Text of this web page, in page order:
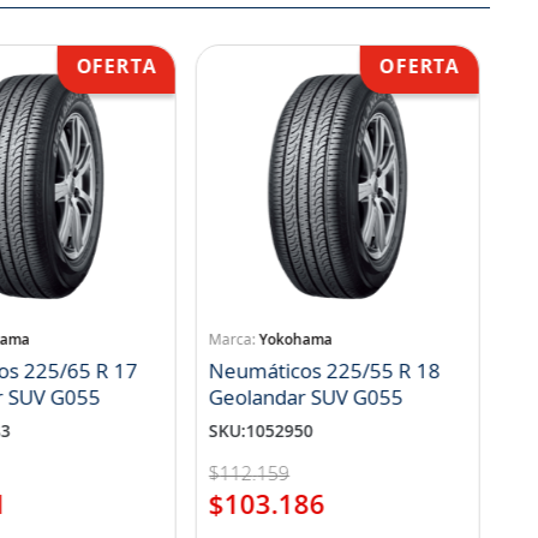
225/65 R 17
G055
Yokohama
Neumáticos 225/55 R 18
Geolandar SUV G055
SKU:1052950
$112.159
$103.186